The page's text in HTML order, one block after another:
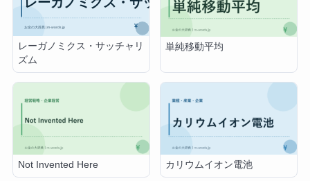
レーガノミクス・サッチャリ
ズム
単純移動平均
Not Invented Here カリウムイオン電池